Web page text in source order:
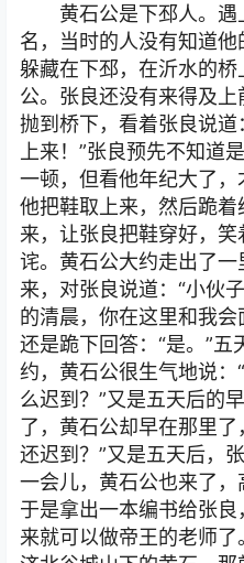
黄石公是下邳人。
名，当时的人没有知道他
躲藏在下邳，在沂水的
公。张良还没有来得及
抛到桥下，看着张良说
上来！”张良预先不知道
一顿，但看他年纪大了
他把鞋取上来，然后跪
来，让张良把鞋穿好，
诧。黄石公大约走出了
来，对张良说道：“小伙
的清晨，你在这里和我
还是跪下回答：“是。”
约，黄石公很生气地说
么迟到？”又是五天后的
了，黄石公却早在那里
还迟到？”又是五天后，
一会儿，黄石公也来了，
于是拿出一本编书给张
来就可以做帝王的老师